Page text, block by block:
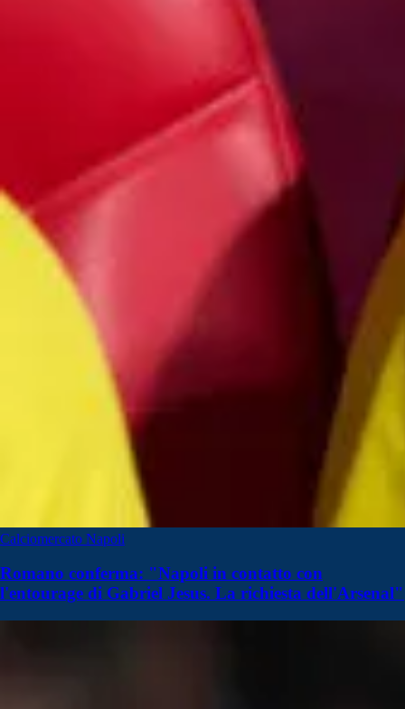
Calciomercato Napoli
Romano conferma: "Napoli in contatto con
l'entourage di Gabriel Jesus. La richiesta dell'Arsenal"